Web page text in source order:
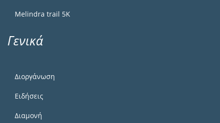
Melindra trail 5Κ
Γενικά
Διοργάνωση
Ειδήσεις
Διαμονή